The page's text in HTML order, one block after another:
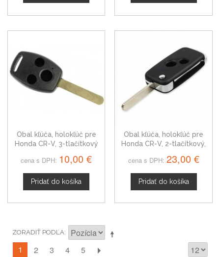
Obal kľúča, holokľúč pre
Honda CR-V, 3-tlačítkový
cena s DPH: 10,00 €
Pridať do košíka
Obal kľúča, holokľúč pre
Honda CR-V, 2-tlačítkový,
cena s DPH: 23,00 €
Pridať do košíka
ZORADIŤ PODĽA
1 2 3 4 5